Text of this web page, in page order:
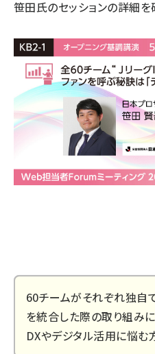
笹田氏のセッションの詳細
60チームがそれぞれ独自
を統合した際の取り組み
DXやデジタル活用に悩む